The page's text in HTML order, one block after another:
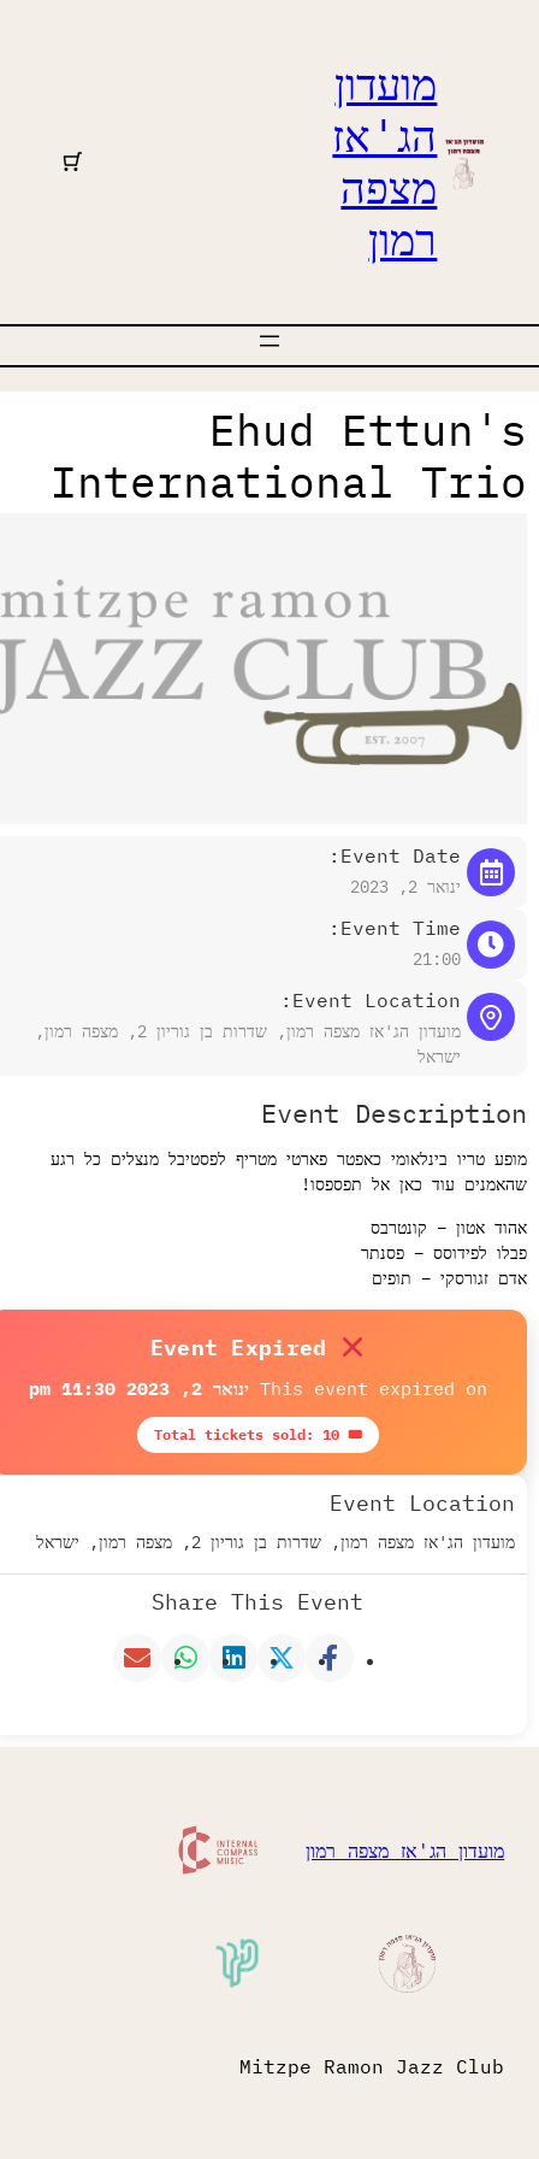
מועדון
הג'אז
מצפה
רמון
Ehud
International
Event Date:
ינואר 2, 2023
Event Time:
21:00
Event Location:
מועדון הג'אז מצפה רמון, שדרות בן גוריון 2, מצפה רמון,
ישראל
Event
טריו בינלאומי כאפטר פארטי מטריף לפסטיבל מנצלים כל רגע
עוד כאן אל תפספסו!
אטון – קונטרבס
לפידוסס – פסנתר
זגורסקי – תופים
Event Expired
This event expired on ינואר 2, 2023 11:30 pm
🎟 Total tickets sold: 10
Event Location
מועדון הג'אז מצפה רמון, שדרות בן גוריון 2, מצפה רמון, ישראל
Share This Event
מועדון הג'אז מצפה רמון
Mitzpe Ramon Jazz Club